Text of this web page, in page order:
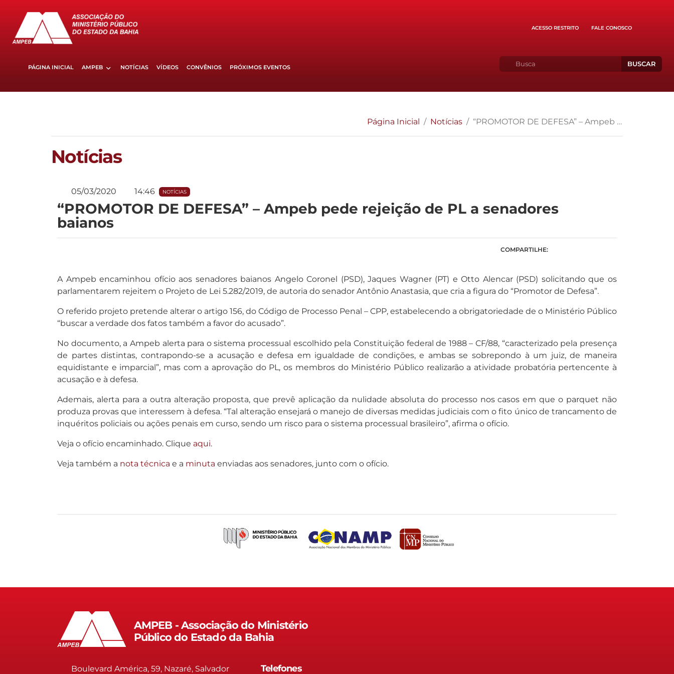
ACESSO RESTRITO FALE CONOSCO
PÁGINA INICIAL AMPEB NOTÍCIAS VÍDEOS CONVÊNIOS PRÓXIMOS EVENTOS BUSCAR
Página Inicial Notícias “PROMOTOR DE DEFESA” – Ampeb pede rejeição de PL a senadores baianos
Notícias
05/03/2020 14:46 NOTÍCIAS
“PROMOTOR DE DEFESA” – Ampeb pede rejeição de PL a senadores
baianos
COMPARTILHE:
A Ampeb encaminhou ofício aos senadores baianos Angelo Coronel (PSD), Jaques Wagner (PT) e Otto Alencar (PSD) solicitando que os
parlamentarem rejeitem o Projeto de Lei 5.282/2019, de autoria do senador Antônio Anastasia, que cria a figura do “Promotor de Defesa”.
O referido projeto pretende alterar o artigo 156, do Código de Processo Penal – CPP, estabelecendo a obrigatoriedade de o Ministério Público
“buscar a verdade dos fatos também a favor do acusado”.
No documento, a Ampeb alerta para o sistema processual escolhido pela Constituição federal de 1988 – CF/88, “caracterizado pela presença
de partes distintas, contrapondo-se a acusação e defesa em igualdade de condições, e ambas se sobrepondo à um juiz, de maneira
equidistante e imparcial”, mas com a aprovação do PL, os membros do Ministério Público realizarão a atividade probatória pertencente à
acusação e à defesa.
Ademais, alerta para a outra alteração proposta, que prevê aplicação da nulidade absoluta do processo nos casos em que o parquet não
produza provas que interessem à defesa. “Tal alteração ensejará o manejo de diversas medidas judiciais com o fito único de trancamento de
inquéritos policiais ou ações penais em curso, sendo um risco para o sistema processual brasileiro”, afirma o ofício.
Veja o ofício encaminhado. Clique aqui.
Veja também a nota técnica e a minuta enviadas aos senadores, junto com o ofício.
AMPEB - Associação do Ministério
Público do Estado da Bahia
Boulevard América, 59, Nazaré, Salvador Telefones